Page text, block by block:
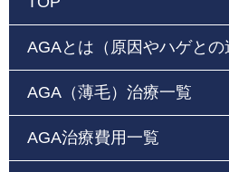
AGAとは（原因やハゲとの
AGA（薄毛）治療一覧
AGA治療費用一覧